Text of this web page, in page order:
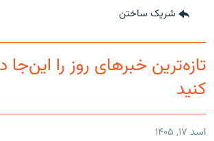
شریک ساختن
تازه‌ترین خبرهای روز را این‌جا
کنید
اسد ۱۷, ۱۴۰۵